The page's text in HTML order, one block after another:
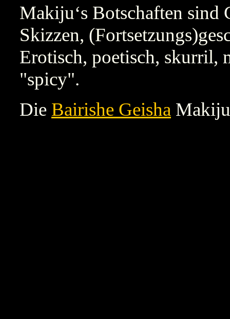
Makiju‘s Botschaften sind
Skizzen,
Erotisch, poetisch, skurril,
"spicy".
Die Bairishe Geisha